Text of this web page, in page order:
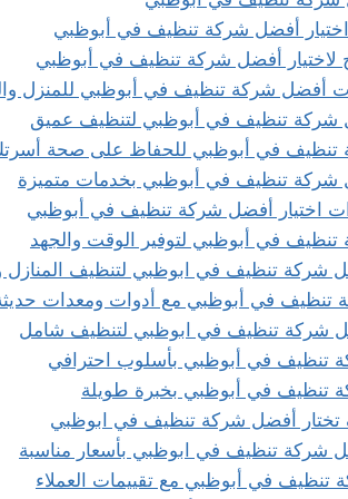
أفضل شركة تنظيف في أبوظبي
لاختيار أفضل شركة تنظيف في أبوظبي
أفضل شركة تنظيف في أبوظبي للمنزل
شركة تنظيف في أبوظبي لتنظيف عميق
تنظيف في أبوظبي للحفاظ على صحة
شركة تنظيف في أبوظبي بخدمات متميزة
اختيار أفضل شركة تنظيف في أبوظبي
في أبوظبي لتوفير الوقت والجهد
شركة تنظيف في ابوظبي لتنظيف المنازل
تنظيف في أبوظبي مع أدوات ومعدات
شركة تنظيف في ابوظبي لتنظيف شامل
تنظيف في أبوظبي بأسلوب احترافي
تنظيف في أبوظبي بخبرة طويلة
أفضل شركة تنظيف في ابوظبي
شركة تنظيف في ابوظبي بأسعار مناسبة
تنظيف في أبوظبي مع تقييمات العملاء